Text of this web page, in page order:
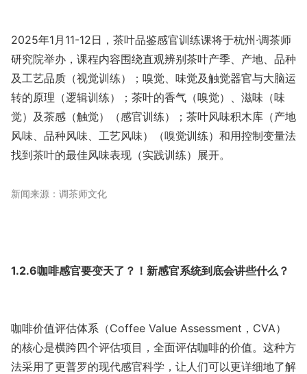
2025年1月11-12日，茶叶品鉴感官训练课将于杭州·调茶师
研究院举办，课程内容围绕直观辨别茶叶产季、产地、品种
及工艺品质（视觉训练）；嗅觉、味觉及触觉器官与大脑运
转的原理（逻辑训练）；茶叶的香气（嗅觉）、滋味（味
觉）及茶感（触觉）（感官训练）；茶叶风味积木库（产地
风味、品种风味、工艺风味）（嗅觉训练）和用控制变量法
找到茶叶的最佳风味表现（实践训练）展开。
新闻来源：调茶师文化
1.2.6咖啡感官要变天了？！新感官系统到底会讲些什么？
咖啡价值评估体系（Coffee Value Assessment，CVA）
的核心是横跨四个评估项目，全面评估咖啡的价值。这种方
法采用了更普罗的现代感官科学，让人们可以更详细地了解